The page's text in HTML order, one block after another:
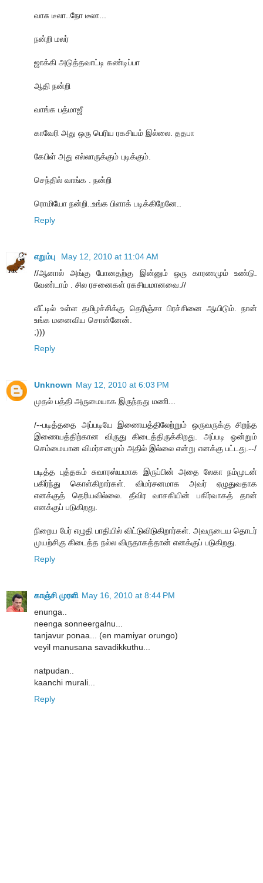
வாசு டீலா..நோ டீலா...
நன்றி மலர்
ஜாக்கி அடுத்தவாட்டி கண்டிப்பா
ஆதி நன்றி
வாங்க பத்மாஜீ
காவேரி அது ஒரு பெரிய ரகசியம் இல்லை. ததபா
கேபிள் அது எல்லாருக்கும் புடிக்கும்.
செந்தில் வாங்க . நன்றி
ரொமியோ நன்றி..உங்க பிளாக் படிக்கிறேனே..
Reply
எறும்பு
May 12, 2010 at 11:04 AM
//ஆனால் அங்கு போனதற்கு இன்னும் ஒரு காரணமும் உண்டு.
வேண்டாம் . சில ரசனைகள் ரகசியமானவை.//
வீட்டில் உள்ள தமிழச்சிக்கு தெரிஞ்சா பிரச்சினை ஆயிடும். நான்
உங்க மனைவிய சொன்னேன்.
;)))
Reply
Unknown May 12, 2010 at 6:03 PM
முதல் பத்தி அருமையாக இருந்தது மணி...
/--படித்ததை அப்படியே இணையத்திலேற்றும் ஒருவருக்கு சிறந்த
இணையத்திற்கான விருது கிடைத்திருக்கிறது. அப்படி ஒன்றும்
செம்மையான விமர்சனமும் அதில் இல்லை என்று எனக்கு பட்டது.--/
படித்த புத்தகம் சுவாரஸ்யமாக இருப்பின் அதை லேகா நம்முடன்
பகிர்ந்து கொள்கிறார்கள். விமர்சனமாக அவர் ஏழுதுவதாக
எனக்குத் தெரியவில்லை. தீவிர வாசகியின் பகிர்வாகத் தான்
எனக்குப் படுகிறது.
நிறைய பேர் எழுதி பாதியில் விட்டுவிடுகிறார்கள். அவருடைய தொடர்
முயற்சிகு கிடைத்த நல்ல விருதாகத்தான் எனக்குப் படுகிறது.
Reply
காஞ்சி முரளி May 16, 2010 at 8:44 PM
enunga..
neenga sonneergalnu...
tanjavur ponaa... (en mamiyar orungo)
veyil manusana savadikkuthu...
natpudan..
kaanchi murali...
Reply